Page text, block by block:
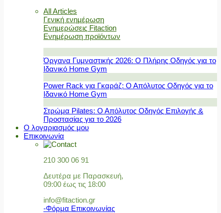
All Articles
Γενική ενημέρωση
Ενημερώσεις Fitaction
Ενημέρωση προϊόντων
Όργανα Γυμναστικής 2026: Ο Πλήρης Οδηγός για το
Ιδανικό Home Gym
Power Rack για Γκαράζ: Ο Απόλυτος Οδηγός για το
Ιδανικό Home Gym
Στρώμα Pilates: Ο Απόλυτος Οδηγός Επιλογής &
Προστασίας για το 2026
Ο λογαριασμός μου
Επικοινωνία
210 300 06 91
Δευτέρα με Παρασκευή,
09:00 έως τις 18:00
info@fitaction.gr
-Φόρμα Επικοινωνίας